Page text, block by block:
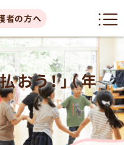
者の方へ
う！」（年